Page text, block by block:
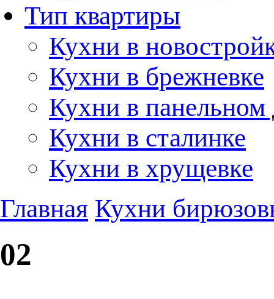
Тип квартиры
Кухни в
Кухни в брежневке
Кухни в панельном
Кухни в сталинке
Кухни в хрущевке
Главная Кухни
02